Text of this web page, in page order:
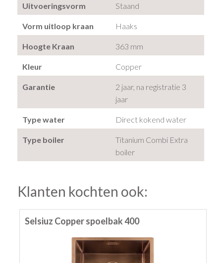
Uitvoeringsvorm Staand
Vorm uitloop kraan Haaks
Hoogte Kraan 363 mm
Kleur Copper
Garantie
2 jaar, na registratie 3
jaar
Type water Direct kokend water
Type boiler
Titanium Combi Extra
boiler
Klanten kochten ook:
Selsiuz Copper spoelbak 400